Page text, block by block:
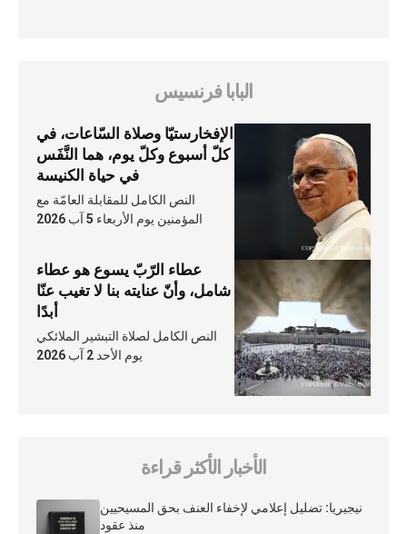
البابا فرنسيس
الإفخارستيّا وصلاة السّاعات، في
كلّ أسبوع وكلّ يوم، هما النَّفَس
في حياة الكنيسة
النص الكامل للمقابلة العامّة مع
المؤمنين يوم الأربعاء 5 آب 2026
عطاء الرّبّ يسوع هو عطاء
شامل، وأنّ عنايته بنا لا تغيب عنّا
أبدًا
النص الكامل لصلاة التبشير الملائكي
يوم الأحد 2 آب 2026
الأخبار الأكثر قراءة
نيجيريا: تضليل إعلامي لإخفاء العنف بحق المسيحيين
منذ عقود